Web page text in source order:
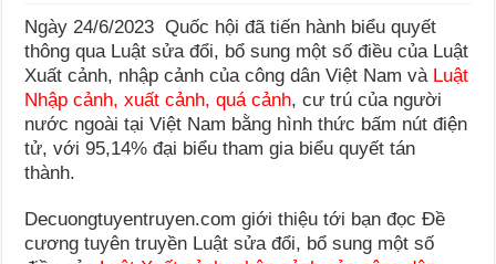
Ngày 24/6/2023 Quốc hội đã tiến hành biểu quyết
thông qua Luật sửa đổi, bổ sung một số điều của Luật
Xuất cảnh, nhập cảnh của công dân Việt Nam và Luật
Nhập cảnh, xuất cảnh, quá cảnh, cư trú của người
nước ngoài tại Việt Nam bằng hình thức bấm nút điện
tử, với 95,14% đại biểu tham gia biểu quyết tán
thành.
Decuongtuyentruyen.com giới thiệu tới bạn đọc Đề
cương tuyên truyền Luật sửa đổi, bổ sung một số